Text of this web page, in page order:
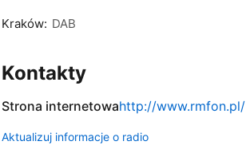
Kraków: DAB
Kontakty
Strona internetowahttp://www.rmfon.pl/
Aktualizuj informacje o radio